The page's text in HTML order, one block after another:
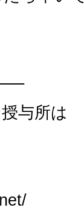
与所は